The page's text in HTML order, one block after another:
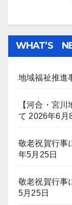
WHAT’S
地域福祉推進
【河合・宮
て 2026年6月
敬老祝賀行事
年5月25日
敬老祝賀行事
5月25日